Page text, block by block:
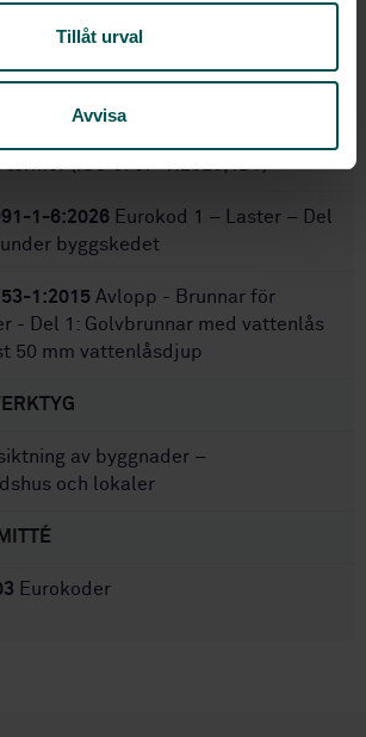
Tillåt urval
Avvisa
1:2021Bygg- och
(ISO 6707-1:2020, IDT)
1-6:2026 Eurokod 1 – Laster – Del
byggskedet
1:2015 Avlopp - Brunnar för
- Del 1: Golvbrunnar med vattenlås
50 mm vattenlåsdjup
av byggnader –
och lokaler
Eurokoder